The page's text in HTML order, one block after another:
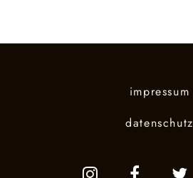
impressum
datenschutz